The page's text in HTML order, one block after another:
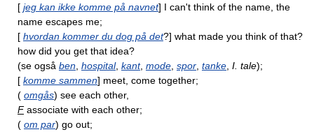
[ jeg kan ikke komme på navnet] I can't think of the name, the
name escapes me;
[ hvordan kommer du dog på det?] what made you think of that?
how did you get that idea?
(se også ben hospital, kant, mode spor tanke I. tale);
[ komme sammen] meet, come together;
( omgås) see each other,
Fassociate with each other;
( om par) go out;